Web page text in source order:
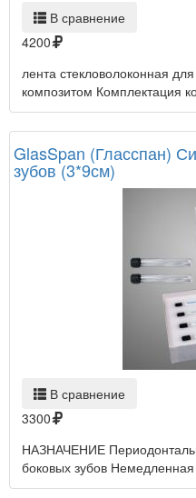
В сравнение
4200
лента стекловолоконная
композитом Комплектация
GlasSpan (Гласспан)
зубов (3*9см)
В сравнение
3300
НАЗНАЧЕНИЕ
боковых зубов